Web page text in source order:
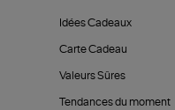
Idées Cadeaux
Carte Cadeau
Valeurs Sûres
Tendances du moment